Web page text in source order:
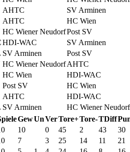
AHTC
SV Arminen
AHTC
HC Wien
HC Wiener NeudorfPost SV
HDI-WAC
SV Arminen
SV Arminen
Post SV
HC Wiener NeudorfAHTC
HC Wien
HDI-WAC
Post SV
HC Wien
AHTC
HDI-WAC
SV Arminen
HC Wiener Neudorf
GewUnVerTore+Tore-TDiff
10 0 45 2 43
30
7 3 25 14 11
21